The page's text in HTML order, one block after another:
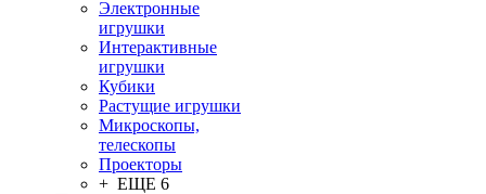
Электронные
игрушки
Интерактивные
игрушки
Кубики
Растущие игрушки
Микроскопы,
телескопы
Проекторы
+ ЕЩЕ 6